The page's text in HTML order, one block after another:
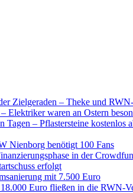
Zielgeraden – Theke und
Elektriker waren an Ostern
– Pflastersteine kostenlos
Nienborg benötigt 100 Fans
in der
erfolgt
mit 7.500 Euro
Euro fließen in die RWN-